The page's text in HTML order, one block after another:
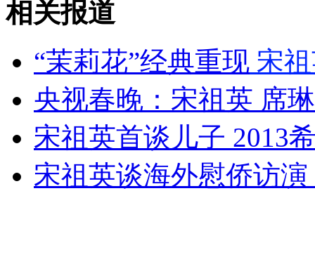
外交部：有关国家言论片面不公正
相关报道
“茉莉花”经典重现 宋
央视春晚：宋祖英 席
宋祖英首谈儿子 2013
宋祖英谈海外慰侨访